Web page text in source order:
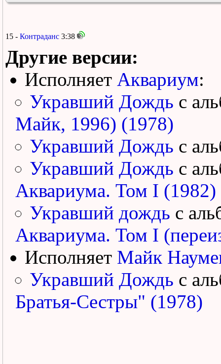
15 - Контраданс 3:38
Другие версии:
Исполняет Аквариум:
Укравший Дождь с
Майк, 1996) (1978)
Укравший Дождь с
Укравший Дождь с
Аквариума. Том I (1982)
Укравший дождь с
Аквариума. Том I
Исполняет Майк
Укравший Дождь с
Братья-Сестры" (1978)